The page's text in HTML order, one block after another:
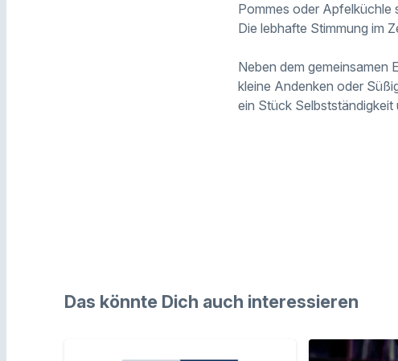
Pommes oder Apfelküchle
Die lebhafte Stimmung im
Neben dem gemeinsamen
kleine Andenken oder
ein Stück
Das könnte Dich auch interessieren